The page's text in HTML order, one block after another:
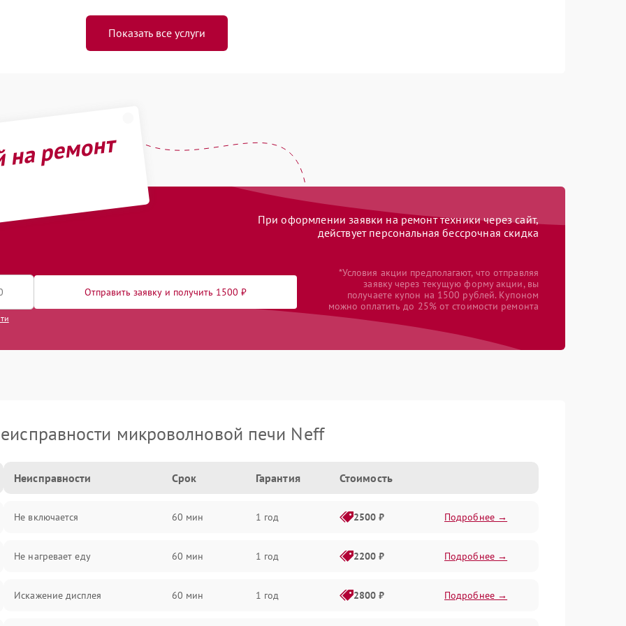
Показать все услуги
ремонт
При оформлении заявки на ремонт техники через сайт,
действует персональная бессрочная скидка
Отправить заявку и получить 1500 ₽
*Условия акции предполагают, что отправляя
заявку через текущую форму акции, вы
получаете купон на 1500 рублей. Купоном
можно оплатить до 25% от стоимости ремонта
микроволновой печи Neff
Неисправности Срок Гарантия Стоимость
Не включается 60 мин 1 год 2500 ₽ Подробнее →
Не нагревает еду 60 мин 1 год 2200 ₽ Подробнее →
Искажение дисплея 60 мин 1 год 2800 ₽ Подробнее →